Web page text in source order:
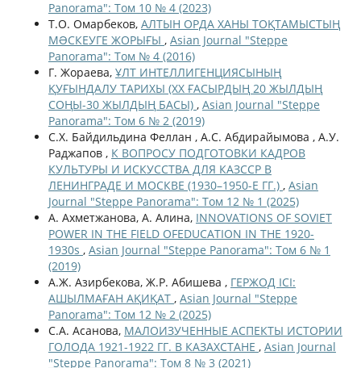
Panorama": Том 10 № 4 (2023)
Т.О. Омарбеков, АЛТЫН ОРДА ХАНЫ ТОҚТАМЫСТЫҢ
МƏСКЕУГЕ ЖОРЫҒЫ , Asian Journal "Steppe
Panorama": Том № 4 (2016)
Г. Жораева, ҰЛТ ИНТЕЛЛИГЕНЦИЯСЫНЫҢ
ҚУҒЫНДАЛУ ТАРИХЫ (ХХ ҒАСЫРДЫҢ 20 ЖЫЛДЫҢ
СОҢЫ-30 ЖЫЛДЫҢ БАСЫ) , Asian Journal "Steppe
Panorama": Том 6 № 2 (2019)
С.Х. Байдильдина Феллан , А.С. Абдирайымова , А.У.
Раджапов , К ВОПРОСУ ПОДГОТОВКИ КАДРОВ
КУЛЬТУРЫ И ИСКУССТВА ДЛЯ КАЗССР В
ЛЕНИНГРАДЕ И МОСКВЕ (1930–1950-Е ГГ.) , Asian
Journal "Steppe Panorama": Том 12 № 1 (2025)
А. Ахметжанова, А. Алина, INNOVATIONS OF SOVIET
POWER IN THE FIELD OFEDUCATION IN THE 1920-
1930s , Asian Journal "Steppe Panorama": Том 6 № 1
(2019)
А.Ж. Азирбекова, Ж.Р. Абишева , ГЕРЖОД ІСІ:
АШЫЛМАҒАН АҚИҚАТ , Asian Journal "Steppe
Panorama": Том 12 № 2 (2025)
С.А. Асанова, МАЛОИЗУЧЕННЫЕ АСПЕКТЫ ИСТОРИИ
ГОЛОДА 1921-1922 ГГ. В КАЗАХСТАНЕ , Asian Journal
"Steppe Panorama": Том 8 № 3 (2021)